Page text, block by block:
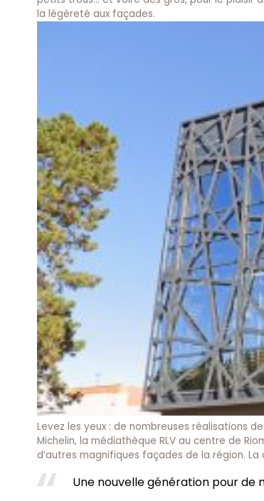
la légèreté aux façades.
Levez les yeux : de nombreuses réalisations
Michelin, la médiathèque RLV au centre de
d’autres magnifiques façades de la région.
Une nouvelle génération pour de